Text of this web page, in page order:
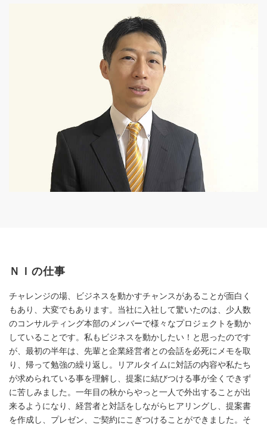
ＮＩの仕事
チャレンジの場、ビジネスを動かすチャンスがあることが面白く
もあり、大変でもあります。当社に入社して驚いたのは、少人数
のコンサルティング本部のメンバーで様々なプロジェクトを動か
していることです。私もビジネスを動かしたい！と思ったのです
が、最初の半年は、先輩と企業経営者との会話を必死にメモを取
り、帰って勉強の繰り返し。リアルタイムに対話の内容や私たち
が求められている事を理解し、提案に結びつける事が全くできず
に苦しみました。一年目の秋からやっと一人で外出することが出
来るようになり、経営者と対話をしながらヒアリングし、提案書
を作成し、プレゼン、ご契約にこぎつけることができました。そ